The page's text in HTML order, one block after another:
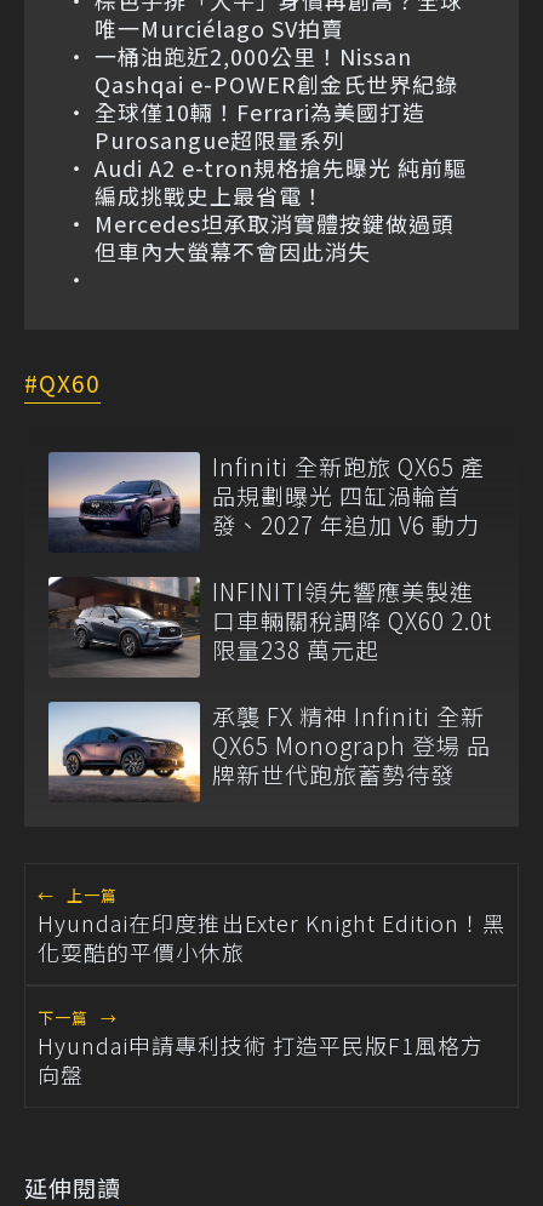
唯一Murciélago SV拍賣
一桶油跑近2,000公里！Nissan
Qashqai e-POWER創金氏世界紀錄
全球僅10輛！Ferrari為美國打造
Purosangue超限量系列
Audi A2 e-tron規格搶先曝光 純前驅
編成挑戰史上最省電！
Mercedes坦承取消實體按鍵做過頭
但車內大螢幕不會因此消失
QX60
Infiniti 全新跑旅 QX65 產
品規劃曝光 四缸渦輪首
發、2027 年追加 V6 動力
INFINITI領先響應美製進
口車輛關稅調降 QX60 2.0t
限量238 萬元起
承襲 FX 精神 Infiniti 全新
QX65 Monograph 登場 品
牌新世代跑旅蓄勢待發
← 上一篇
Hyundai在印度推出Exter Knight Edition！黑
化耍酷的平價小休旅
下一篇 →
Hyundai申請專利技術 打造平民版F1風格方
向盤
延伸閱讀